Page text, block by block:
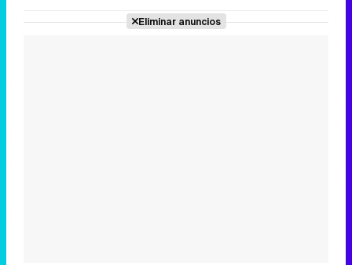
Eliminar anuncios